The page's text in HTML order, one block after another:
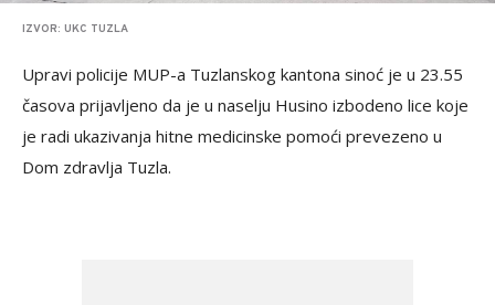
IZVOR: UKC TUZLA
Upravi policije MUP-a Tuzlanskog kantona sinoć je u 23.55
časova prijavljeno da je u naselju Husino izbodeno lice koje
je radi ukazivanja hitne medicinske pomoći prevezeno u
Dom zdravlja Tuzla.